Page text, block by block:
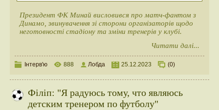
Президент ФК Минай висловився про матч-фантом з
Динамо, звинувачення зі сторони організаторів щодо
неготовності стадіону та зміни тренерів у клубі.
Читати далі...
Інтерв'ю 888 Лобда 25.12.2023 (0)
Філіп: "Я радуюсь тому, что являюсь
детским тренером по футболу"